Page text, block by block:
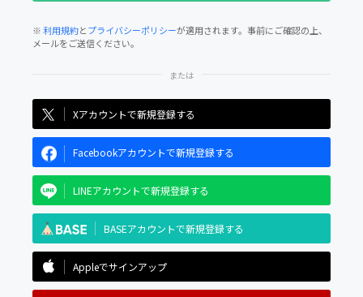
※利用規約とプライバシーポリシーが適用されます。事前にご確認の上、
メールをご送信ください。
Xアカウントで新規登録する
Facebookアカウントで新規登録する
LINEアカウントで新規登録する
BASEアカウントで新規登録する
Appleでサインアップ